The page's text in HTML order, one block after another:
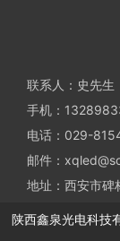
联系人：史先生
手机：
电话：029-
邮件：
地址：西安市碑
陕西鑫泉光电科技